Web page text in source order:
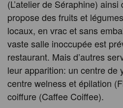
(L’atelier de Séraphine)
propose des fruits et
locaux, en vrac et sans
vaste salle inoccupée est
restaurant. Mais d’autres
leur apparition: un centre de
centre welness et épilation
coiffure (Caffee Coiffee).